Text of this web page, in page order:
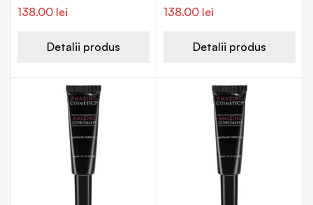
corector pentru vene
138.00 lei
Detalii produs
corector pentru vene
138.00 lei
Detalii produs